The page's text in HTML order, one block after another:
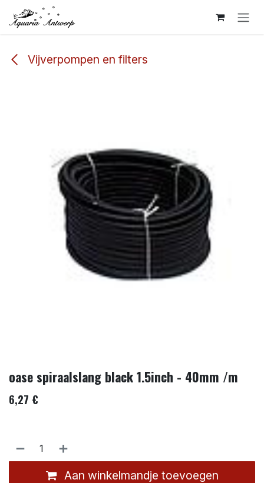
Overslaan naar inhoud
Vijverpompen en filters
oase spiraalslang black 1.5inch - 40mm /m
6,27 €
Aan winkelmandje toevoegen